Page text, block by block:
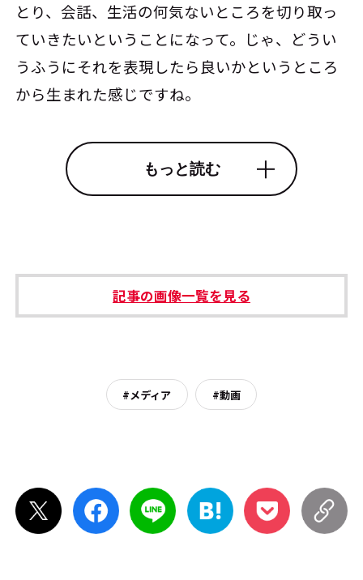
とり、会話、生活の何気ないところを切り取っ
ていきたいということになって。じゃ、どうい
うふうにそれを表現したら良いかというところ
から生まれた感じですね。
もっと読む
記事の画像一覧を見る
#メディア #動画